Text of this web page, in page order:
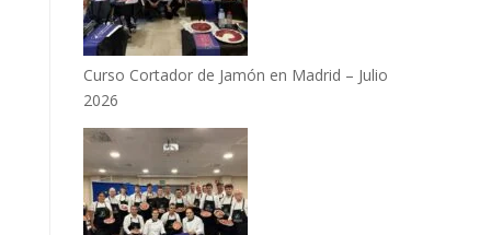
Curso Cortador de Jamón en Madrid – Julio
2026